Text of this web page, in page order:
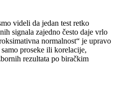
videli da jedan test retko
signala zajedno često daje vrlo
normalnost“ je upravo
proseke ili korelacije,
rezultata po biračkim